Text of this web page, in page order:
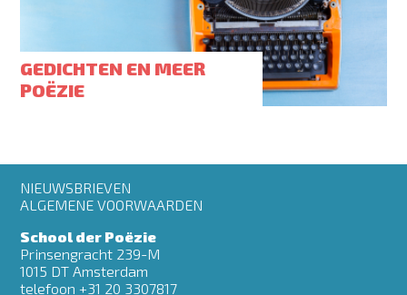
GEDICHTEN EN MEER
POËZIE
Footer
menu
NIEUWSBRIEVEN
ALGEMENE VOORWAARDEN
School der Poëzie
Prinsengracht 239-M
1015 DT Amsterdam
telefoon +31 20 3307817